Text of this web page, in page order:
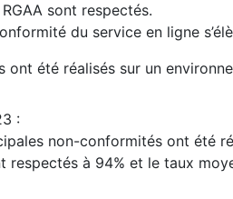
sont respectés.
du service en ligne
ont été réalisés sur un
:
non-conformités ont été
respectés à 94% et le taux